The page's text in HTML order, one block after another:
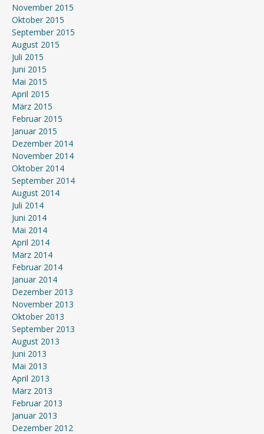
November 2015
Oktober 2015
September 2015
August 2015
Juli 2015
Juni 2015
Mai 2015
April 2015
März 2015
Februar 2015
Januar 2015
Dezember 2014
November 2014
Oktober 2014
September 2014
August 2014
Juli 2014
Juni 2014
Mai 2014
April 2014
März 2014
Februar 2014
Januar 2014
Dezember 2013
November 2013
Oktober 2013
September 2013
August 2013
Juni 2013
Mai 2013
April 2013
März 2013
Februar 2013
Januar 2013
Dezember 2012